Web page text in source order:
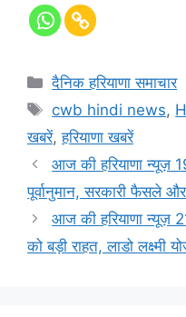
दैनिक हरियाणा समाचार
cwb hindi news,
खबरें,हरियाणा खबरें
आज की हरियाणा न्यूज़
पूर्वानुमान, सरकारी फैसले और
आज की हरियाणा न्यूज़
को बड़ी राहत, लाडो